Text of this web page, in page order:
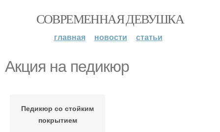
СОВРЕМЕННАЯ ДЕВУШКА
главная новости статьи
Акция на педикюр
Педикюр со стойким
покрытием